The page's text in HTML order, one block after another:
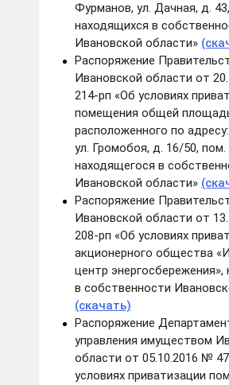
Фурманов, ул. Дачная, д. 43,
находящихся в
Ивановской области»
Распоряжение
Ивановской области от
214-рп «Об условиях
помещения общей
расположенного по
ул. Громобоя, д. 16/50, пом.
находящегося в
Ивановской области»
Распоряжение
Ивановской области от
208-рп «Об условиях
акционерного общества
центр энергосбережения»,
в собственности
(скачать)
Распоряжение
управления имуществом
области от 05.10.2016 №
условиях приватизации